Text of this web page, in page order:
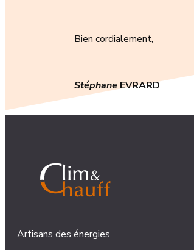
Bien cordialement,
Stéphane EVRARD
Artisans des énergies